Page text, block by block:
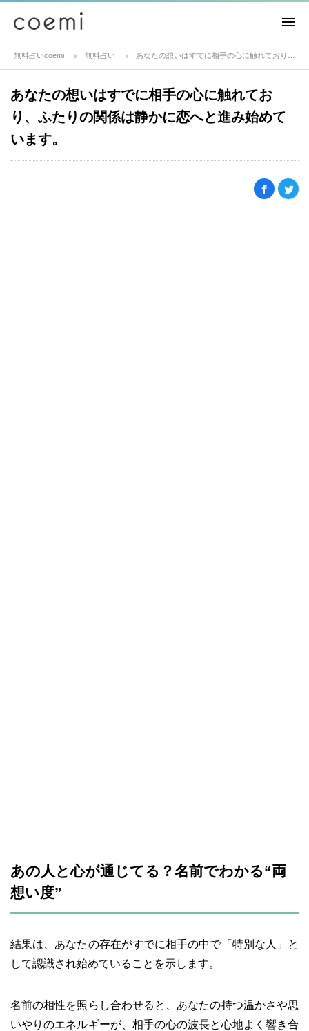
無料占いcoemi 無料占い
あなたの想いはすでに相手の心に触れてお
り、ふたりの関係は静かに恋へと進み始めて
います。
あの人と心が通じてる？名前でわかる“両
想い度”
結果は、あなたの存在がすでに相手の中で「特別な人」と
して認識され始めていることを示します。
名前の相性を照らし合わせると、あなたの持つ温かさや思
いやりのエネルギーが、相手の心の波長と心地よく響き合